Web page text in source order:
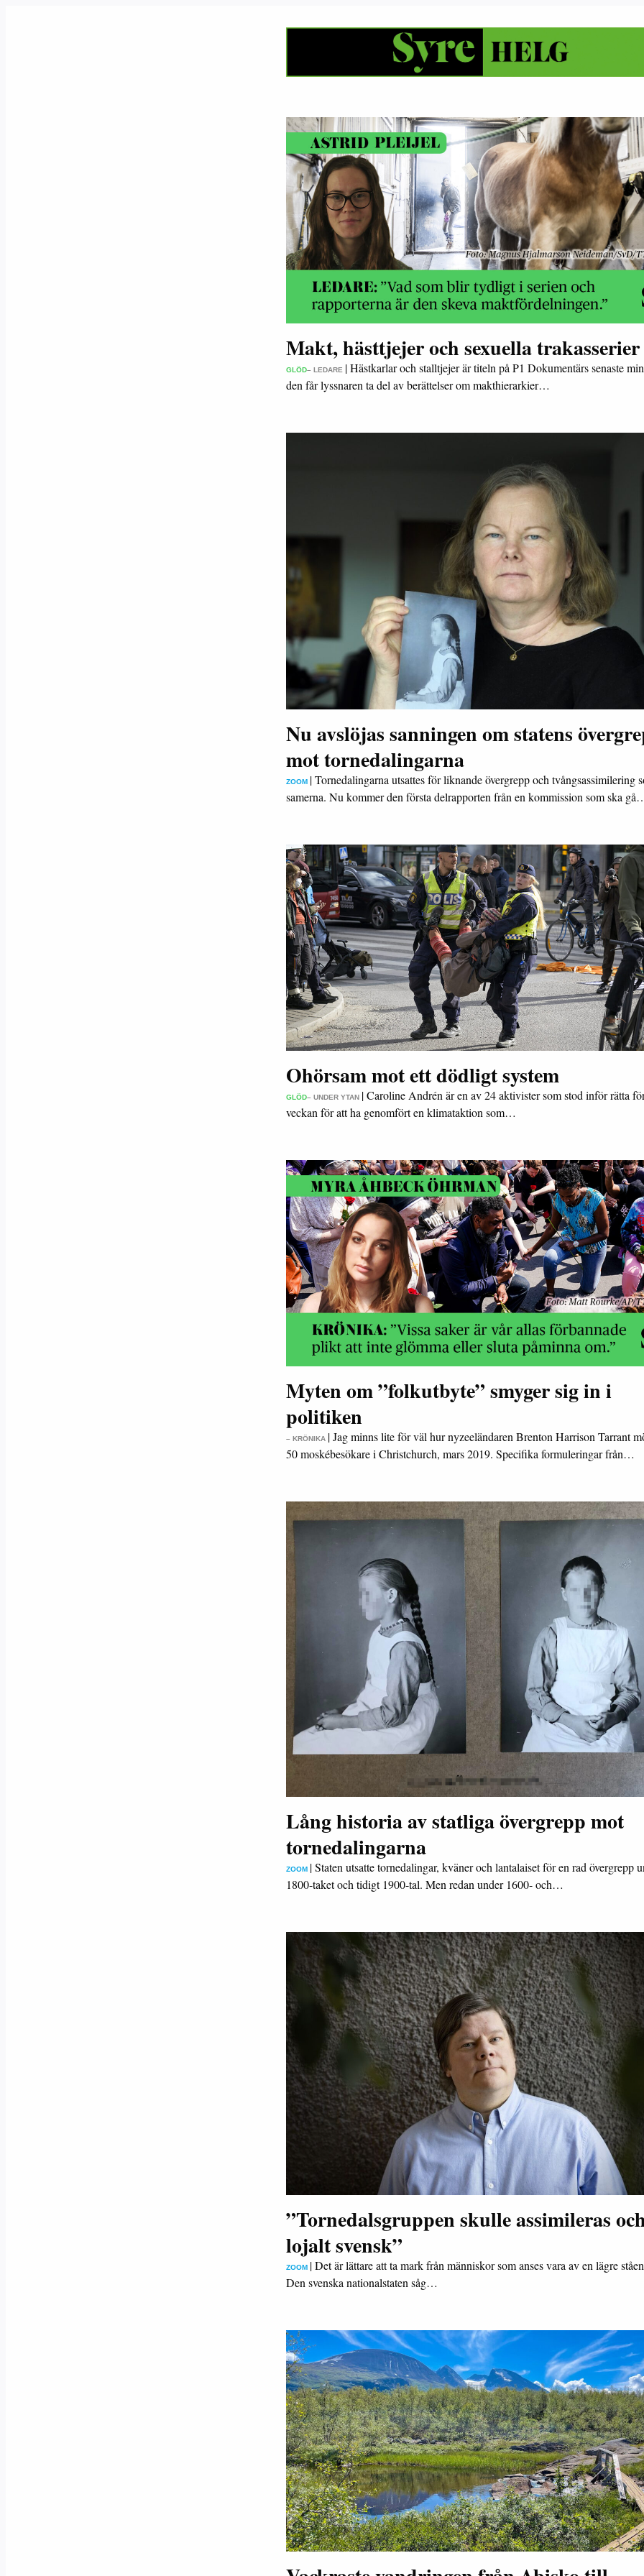
Makt, hästtjejer och sexuella trakasserier
GLÖD– LEDARE |Hästkarlar och stalltjejer är titeln på P1 Dokumentärs senaste
den får lyssnaren ta del av berättelser om makthierarkier…
Nu avslöjas sanningen om statens
mot tornedalingarna
ZOOM |Tornedalingarna utsattes för liknande övergrepp och tvångsassimilering
samerna. Nu kommer den första delrapporten från en kommission som ska
Ohörsam mot ett dödligt system
GLÖD– UNDER YTAN |Caroline Andrén är en av 24 aktivister som stod inför rätta
veckan för att ha genomfört en klimataktion som…
Myten om ”folkutbyte” smyger sig in i
politiken
– KRÖNIKA |Jag minns lite för väl hur nyzeeländaren Brenton Harrison Tarrant
50 moskébesökare i Christchurch, mars 2019. Specifika formuleringar från…
Lång historia av statliga övergrepp mot
tornedalingarna
ZOOM |Staten utsatte tornedalingar, kväner och lantalaiset för en rad övergrepp
1800-taket och tidigt 1900-tal. Men redan under 1600- och…
”Tornedalsgruppen skulle assimileras
lojalt svensk”
ZOOM |Det är lättare att ta mark från människor som anses vara av en lägre
Den svenska nationalstaten såg…